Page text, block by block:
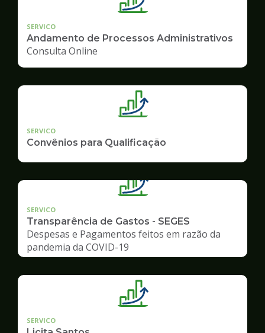
SERVICO
Andamento de Processos Administrativos
Consulta Online
SERVICO
Convênios para Qualificação
SERVICO
Transparência de Gastos - SEGES
Despesas e Pagamentos feitos em razão da
pandemia da COVID-19
SERVICO